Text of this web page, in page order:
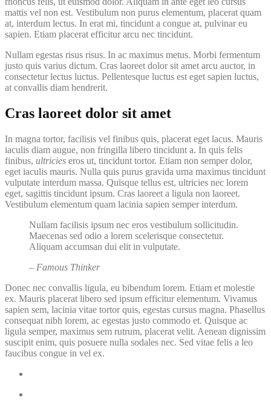
mattis vel non est. Vestibulum non purus elementum, placerat quam
at, interdum lectus. In erat mi, tincidunt a congue at, pulvinar eu
sapien. Etiam placerat efficitur arcu nec tincidunt.
Nullam egestas risus risus. In ac maximus metus. Morbi fermentum
justo quis varius dictum. Cras laoreet dolor sit amet arcu auctor, in
consectetur lectus luctus. Pellentesque luctus est eget sapien luctus,
at convallis diam hendrerit.
Cras laoreet dolor sit amet
In magna tortor, facilisis vel finibus quis, placerat eget lacus. Mauris
iaculis diam augue, non fringilla libero tincidunt a. In quis felis
finibus, ultricies eros ut, tincidunt tortor. Etiam non semper dolor,
eget iaculis mauris. Nulla quis purus gravida urna maximus tincidunt
vulputate interdum massa. Quisque tellus est, ultricies nec lorem
eget, sagittis tincidunt ipsum. Cras laoreet a ligula non laoreet.
Vestibulum elementum quam lacinia sapien semper interdum.
Nullam facilisis ipsum nec eros vestibulum sollicitudin.
Maecenas sed odio a lorem scelerisque consectetur.
Aliquam accumsan dui elit in vulputate.
– Famous Thinker
Donec nec convallis ligula, eu bibendum lorem. Etiam et molestie
ex. Mauris placerat libero sed ipsum efficitur elementum. Vivamus
sapien sem, lacinia vitae tortor quis, egestas cursus magna. Phasellus
consequat nibh lorem, ac egestas justo commodo et. Quisque ac
ligula semper, maximus sem rutrum, placerat velit. Aenean dignissim
suscipit enim, quis posuere nulla sodales nec. Sed vitae felis a leo
faucibus congue in vel ex.